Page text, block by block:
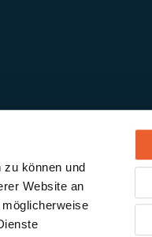
zu können und
Website an
AGB ABB